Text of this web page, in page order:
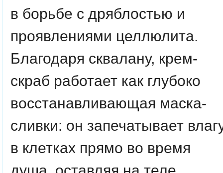
в борьбе с дряблостью и
проявлениями целлюлита.
Благодаря сквалану, крем-
скраб работает как глубоко
восстанавливающая маска-
сливки: он запечатывает
в клетках прямо во время